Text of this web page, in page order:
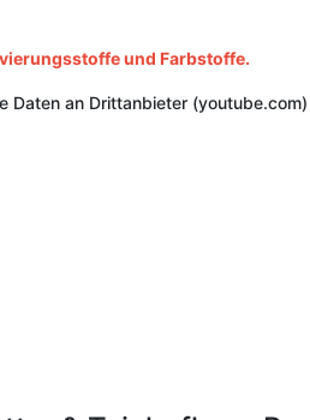
und Farbstoffe.
an Drittanbieter